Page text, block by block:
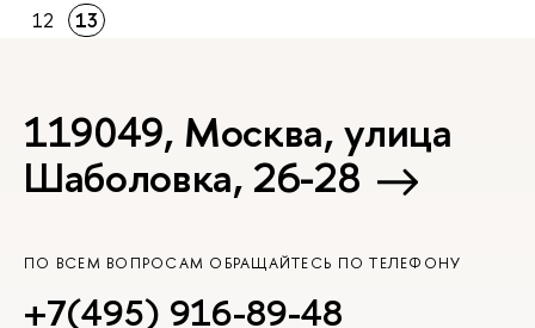
12
13
119049, Москва, улица
Шаболовка, 26-28
ПО ВСЕМ ВОПРОСАМ ОБРАЩАЙТЕСЬ ПО ТЕЛЕФОНУ
+7(495) 916-89-48